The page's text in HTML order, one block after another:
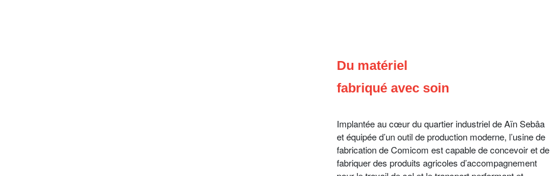
Du matériel
fabriqué avec soin
Implantée au cœur du quartier industriel de Aïn Sebâa
et équipée d’un outil de production moderne, l’usine de
fabrication de Comicom est capable de concevoir et de
fabriquer des produits agricoles d’accompagnement